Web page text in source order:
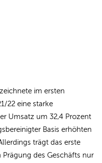
im ersten
22 eine starke
Umsatz um 32,4 Prozent
Basis erhöhten
trägt das erste
des Geschäfts nur